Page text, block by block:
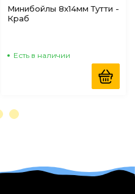
Минибойлы 8х14мм Тутти -
Краб
Есть в наличии